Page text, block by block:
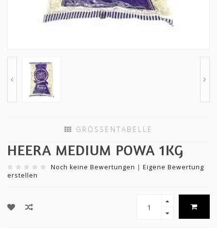
GRÖSSENTABELLE
HEERA MEDIUM POWA 1KG
Noch keine Bewertungen | Eigene Bewertung
erstellen